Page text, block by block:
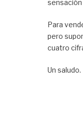
sensación
Para
pero
cuatro
Un saludo.